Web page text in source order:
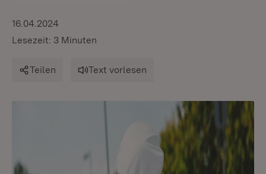
16.04.2024
Lesezeit: 3 Minuten
Teilen Text vorlesen